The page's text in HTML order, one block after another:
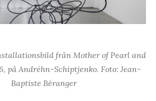
från Mother of Pearl and
på Andréhn-Schiptjenko. Foto: Jean-
Baptiste Béranger